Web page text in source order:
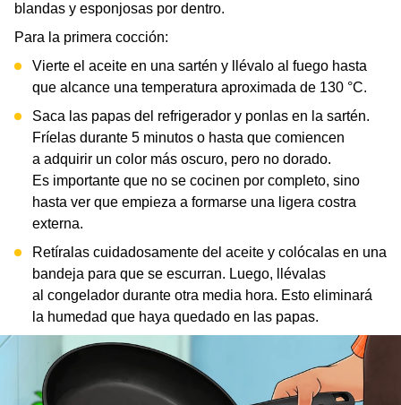
blandas y esponjosas por dentro.
Para la primera cocción:
Vierte el aceite en una sartén y llévalo al fuego hasta
que alcance una temperatura aproximada de 130 °C.
Saca las papas del refrigerador y ponlas en la sartén.
Fríelas durante 5 minutos o hasta que comiencen
a adquirir un color más oscuro, pero no dorado.
Es importante que no se cocinen por completo, sino
hasta ver que empieza a formarse una ligera costra
externa.
Retíralas cuidadosamente del aceite y colócalas en una
bandeja para que se escurran. Luego, llévalas
al congelador durante otra media hora. Esto eliminará
la humedad que haya quedado en las papas.